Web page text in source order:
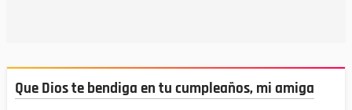
Que Dios te bendiga en tu cumpleaños, mi amiga